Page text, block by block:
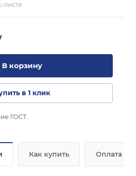
листе
В корзину
в 1 клик
ГОСТ.
Как купить Оплата